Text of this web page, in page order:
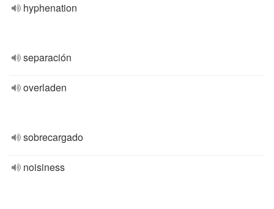
hyphenation
separación
overladen
sobrecargado
noisiness